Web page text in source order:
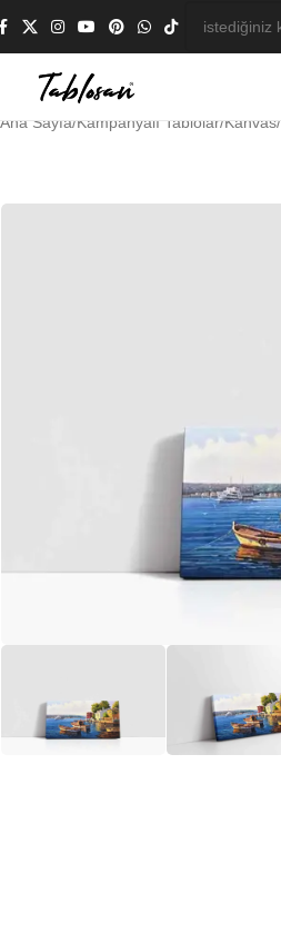
Ana Sayfa/Kampanyalı Tablolar/Kanvas/